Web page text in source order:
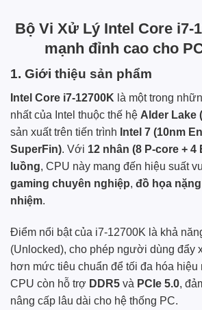
Bộ Vi Xử Lý Intel Core i7-
mạnh đỉnh cao cho
1. Giới thiệu sản phẩm
Intel Core i7-12700K là một trong
nhất của Intel thuộc thế hệ Alder Lake
sản xuất trên tiến trình Intel 7 (10nm
SuperFin). Với 12 nhân (8 P-core + 4
luồng, CPU này mang đến hiệu suất
gaming chuyên nghiệp, đồ họa nặng
nhiệm.
Điểm nổi bật của i7-12700K là khả
(Unlocked), cho phép người dùng đẩy
hơn mức tiêu chuẩn để tối đa hóa hiệu
CPU còn hỗ trợ DDR5 và PCIe 5.0,
nâng cấp lâu dài cho hệ thống PC.